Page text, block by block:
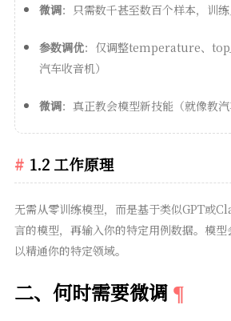
微调：只需数千甚至数百个样本，训
参数调优：仅调整temperature、
汽车收音机）
微调：真正教会模型新技能（就像教汽
1.2 工作原理
无需从零训练模型，而是基于类似GPT或
言的模型，再输入你的特定用例数据。模型
以精通你的特定领域。
二、何时需要微调